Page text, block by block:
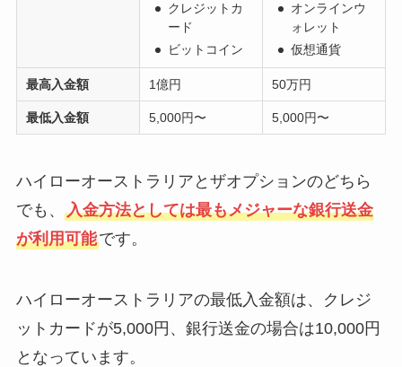
クレジットカ
ード
ビットコイン
オンラインウ
ォレット
仮想通貨
最高入金額 1億円 50万円
最低入金額 5,000円〜 5,000円〜
ハイローオーストラリアとザオプションのどちら
でも、 入金方法としては最もメジャーな銀行送金
が利用可能です。
ハイローオーストラリアの最低入金額は、クレジ
ットカードが5,000円、銀行送金の場合は10,000円
となっています。